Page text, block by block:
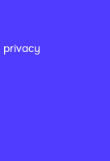
privacy